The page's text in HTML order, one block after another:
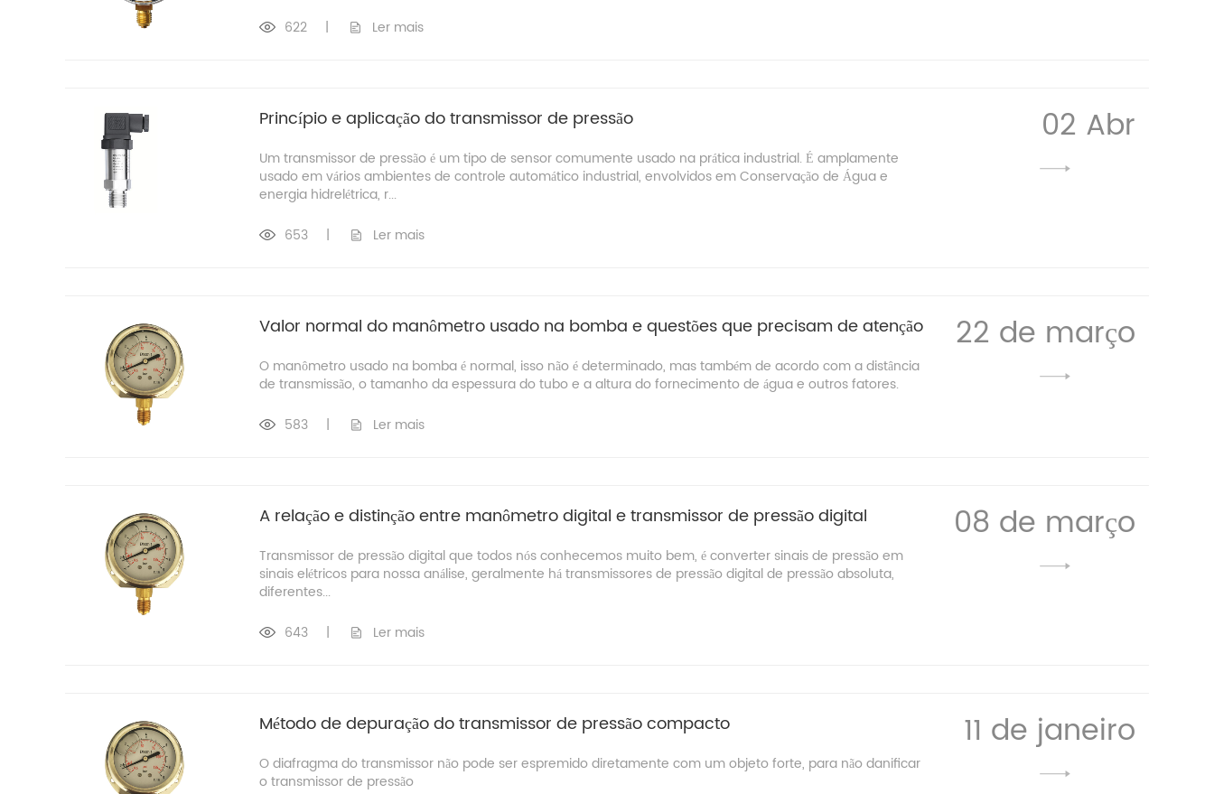
622 | Ler mais
Princípio e aplicação do transmissor de pressão
Um transmissor de pressão é um tipo de sensor comumente usado na prática industrial. É amplamente
usado em vários ambientes de controle automático industrial, envolvidos em Conservação de Água e
energia hidrelétrica, r...
02 Abr
653 | Ler mais
Valor normal do manômetro usado na bomba e questões que precisam de atenção
O manômetro usado na bomba é normal, isso não é determinado, mas também de acordo com a distância
de transmissão, o tamanho da espessura do tubo e a altura do fornecimento de água e outros fatores.
22 de março
583 | Ler mais
A relação e distinção entre manômetro digital e transmissor de pressão digital
Transmissor de pressão digital que todos nós conhecemos muito bem, é converter sinais de pressão em
sinais elétricos para nossa análise, geralmente há transmissores de pressão digital de pressão absoluta,
diferentes...
08 de março
643 | Ler mais
Método de depuração do transmissor de pressão compacto
O diafragma do transmissor não pode ser espremido diretamente com um objeto forte, para não danificar
o transmissor de pressão
11 de janeiro